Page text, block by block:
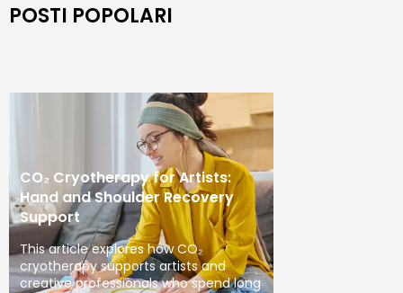
POSTI POPOLARI
CO₂ Cryotherapy for Artists:
Hand and Shoulder Recovery
Support
This article explores how CO₂
cryotherapy supports artists and
creative professionals who spend long